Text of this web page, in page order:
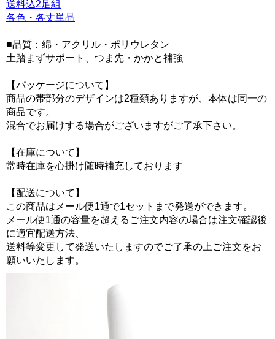
送料込2足組
各色・各丈単品
■品質：綿・アクリル・ポリウレタン
土踏まずサポート、つま先・かかと補強
【パッケージについて】
商品の帯部分のデザインは2種類ありますが、本体は同一の
商品です。
混合でお届けする場合がございますがご了承下さい。
【在庫について】
常時在庫を心掛け随時補充しております
【配送について】
この商品はメール便1通で1セットまで発送ができます。
メール便1通の容量を超えるご注文内容の場合は注文確認後
に適宜配送方法、
送料等変更して発送いたしますのでご了承の上ご注文をお
願いいたします。